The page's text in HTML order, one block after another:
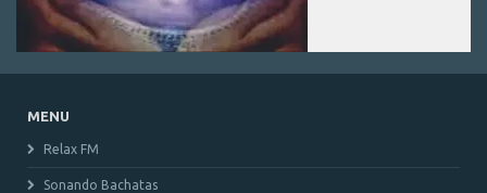
MENU
Relax FM
Sonando Bachatas